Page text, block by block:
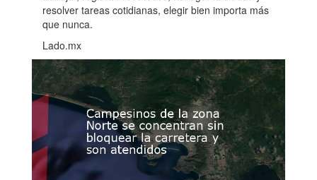
resolver tareas cotidianas, elegir bien importa más
que nunca.
Lado.mx